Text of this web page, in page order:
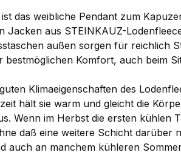
das weibliche Pendant zum
Jacken aus STEINKAUZ-
außen sorgen für reichlich
bestmöglichen Komfort, auch beim
Klimaeigenschaften des
hält sie warm und gleicht die
Wenn im Herbst die ersten kühlen
daß eine weitere Schicht
auch an manchem kühleren